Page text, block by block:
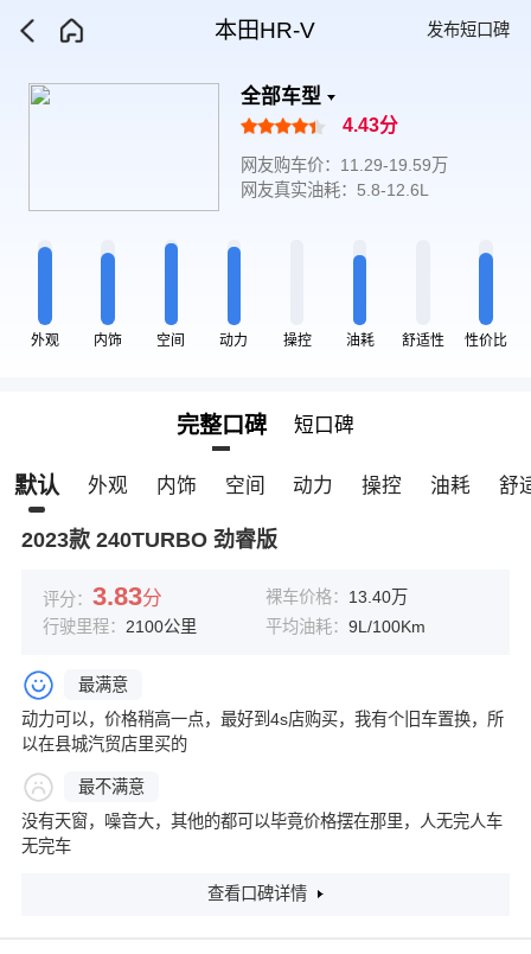
本田HR-V 发布短口碑
全部车型
4.43分
网友购车价：11.29-19.59万
网友真实油耗：5.8-12.6L
外观 内饰 空间 动力 操控 油耗 舒适性 性价比
完整口碑 短口碑
默认 外观 内饰 空间 动力 操控 油耗 舒
2023款 240TURBO 劲睿版
评分： 3.83分 裸车价格： 13.40万
行驶里程： 2100公里 平均油耗： 9L/100Km
最满意
动力可以，价格稍高一点，最好到4s店购买，我有个旧车置换，所
以在县城汽贸店里买的
最不满意
没有天窗，噪音大，其他的都可以毕竟价格摆在那里，人无完人车
无完车
查看口碑详情